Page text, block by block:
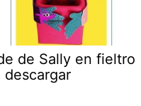
de Sally en fieltro
descargar